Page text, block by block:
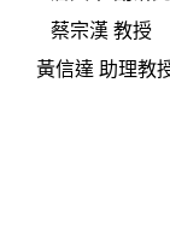
漢 教授
達 助理教